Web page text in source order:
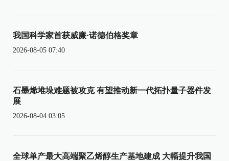
我国科学家首获威廉·诺德伯格奖章
2026-08-05 07:40
石墨烯堆垛难题被攻克 有望推动新一代拓扑量子器件发
展
2026-08-04 03:05
全球单产最大高端聚乙烯醇生产基地建成 大幅提升我国